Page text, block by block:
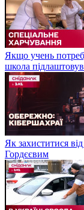
Якщо учень
школа
Як захиститися
Гордєєвим